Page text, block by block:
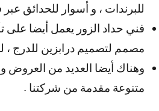
للبرندات ، و أسوار للحدائق
فني حداد الزور يعمل أيضا على
مصمم لتصميم درابزين للدرج ،
وهناك أيضا العديد من العروض
متنوعة مقدمة من شركتنا .